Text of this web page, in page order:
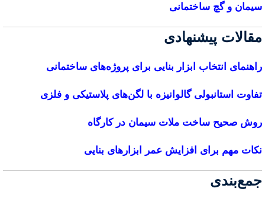
سیمان و گچ ساختمانی
مقالات پیشنهادی
راهنمای انتخاب ابزار بنایی برای پروژه‌های ساختمانی
تفاوت استانبولی گالوانیزه با لگن‌های پلاستیکی و فلزی
روش صحیح ساخت ملات سیمان در کارگاه
نکات مهم برای افزایش عمر ابزارهای بنایی
جمع‌بندی